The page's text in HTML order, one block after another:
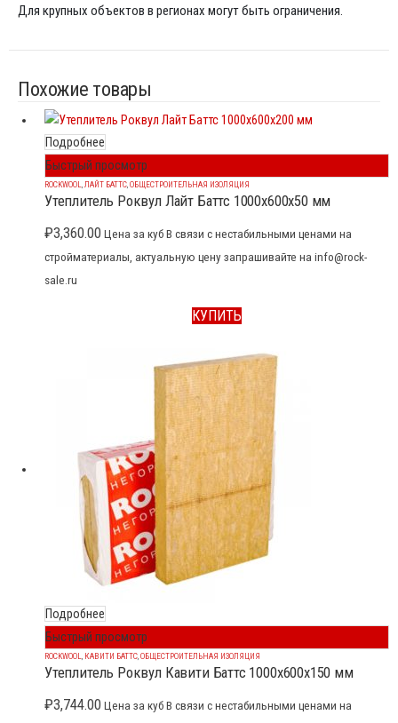
Для крупных объектов в регионах могут быть ограничения.
Похожие товары
Подробнее
Быстрый просмотр
ROCKWOOL,ЛАЙТ БАТТС,ОБЩЕСТРОИТЕЛЬНАЯ ИЗОЛЯЦИЯ
Утеплитель Роквул Лайт Баттс 1000x600x50 мм
₽3,360.00 Цена за куб В связи с нестабильными ценами на
стройматериалы, актуальную цену запрашивайте на info@rock-
sale.ru
КУПИТЬ
Подробнее
Быстрый просмотр
ROCKWOOL, КАВИТИ БАТТС,ОБЩЕСТРОИТЕЛЬНАЯ ИЗОЛЯЦИЯ
Утеплитель Роквул Кавити Баттс 1000x600x150 мм
₽3,744.00 Цена за куб В связи с нестабильными ценами на